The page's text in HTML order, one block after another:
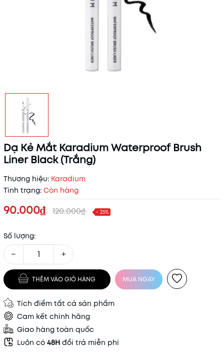
Dạ Kẻ Mắt Karadium Waterproof Brush
Liner Black (Trắng)
Thương hiệu: Karadium
Tình trạng: Còn hàng
90.000₫ 120.000₫ - 25%
Số lượng:
− +
THÊM VÀO GIỎ HÀNG MUA NGAY
Tích điểm tất cả sản phẩm
Cam kết chính hãng
Giao hàng toàn quốc
Luôn có 48H đổi trả miễn phí